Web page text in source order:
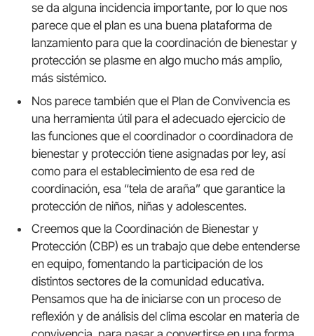
se da alguna incidencia importante, por lo que nos
parece que el plan es una buena plataforma de
lanzamiento para que la coordinación de bienestar y
protección se plasme en algo mucho más amplio,
más sistémico.
Nos parece también que el Plan de Convivencia es
una herramienta útil para el adecuado ejercicio de
las funciones que el coordinador o coordinadora de
bienestar y protección tiene asignadas por ley, así
como para el establecimiento de esa red de
coordinación, esa “tela de araña” que garantice la
protección de niños, niñas y adolescentes.
Creemos que la Coordinación de Bienestar y
Protección (CBP) es un trabajo que debe entenderse
en equipo, fomentando la participación de los
distintos sectores de la comunidad educativa.
Pensamos que ha de iniciarse con un proceso de
reflexión y de análisis del clima escolar en materia de